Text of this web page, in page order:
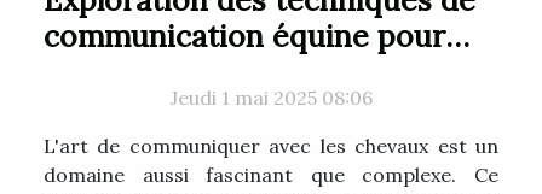
communication équine pour
Jeudi 1 mai 2025 08:06
L'art de communiquer avec les chevaux est un
domaine aussi fascinant que complexe. Ce